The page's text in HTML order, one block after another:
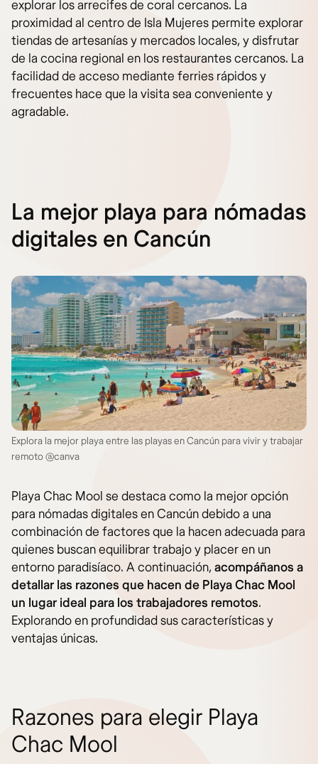
explorar los arrecifes de coral cercanos. La
proximidad al centro de Isla Mujeres permite explorar
tiendas de artesanías y mercados locales, y disfrutar
de la cocina regional en los restaurantes cercanos. La
facilidad de acceso mediante ferries rápidos y
frecuentes hace que la visita sea conveniente y
agradable.
La mejor playa para nómadas
digitales en Cancún
Explora la mejor playa entre las playas en Cancún para vivir y trabajar
remoto @canva
Playa Chac Mool se destaca como la mejor opción
para nómadas digitales en Cancún debido a una
combinación de factores que la hacen adecuada para
quienes buscan equilibrar trabajo y placer en un
entorno paradisíaco. A continuación,acompáñanos a
detallar las razones que hacen de Playa Chac Mool
un lugar ideal para los trabajadores remotos.
Explorando en profundidad sus características y
ventajas únicas.
Razones para elegir Playa
Chac Mool